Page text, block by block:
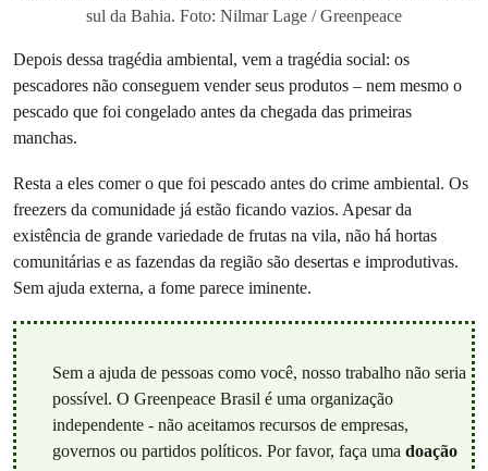
sul da Bahia. Foto: Nilmar Lage / Greenpeace
Depois dessa tragédia ambiental, vem a tragédia social: os
pescadores não conseguem vender seus produtos – nem mesmo o
pescado que foi congelado antes da chegada das primeiras
manchas.
Resta a eles comer o que foi pescado antes do crime ambiental. Os
freezers da comunidade já estão ficando vazios. Apesar da
existência de grande variedade de frutas na vila, não há hortas
comunitárias e as fazendas da região são desertas e improdutivas.
Sem ajuda externa, a fome parece iminente.
Sem a ajuda de pessoas como você, nosso trabalho não seria
possível. O Greenpeace Brasil é uma organização
independente - não aceitamos recursos de empresas,
governos ou partidos políticos. Por favor, faça uma doação